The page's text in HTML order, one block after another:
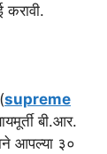
करावी.
supreme
बी.आर.
आपल्या ३०